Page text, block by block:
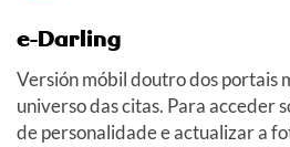
e-Darling
Versión móbil doutro dos portais
universo das citas. Para acceder
de personalidade e actualizar a